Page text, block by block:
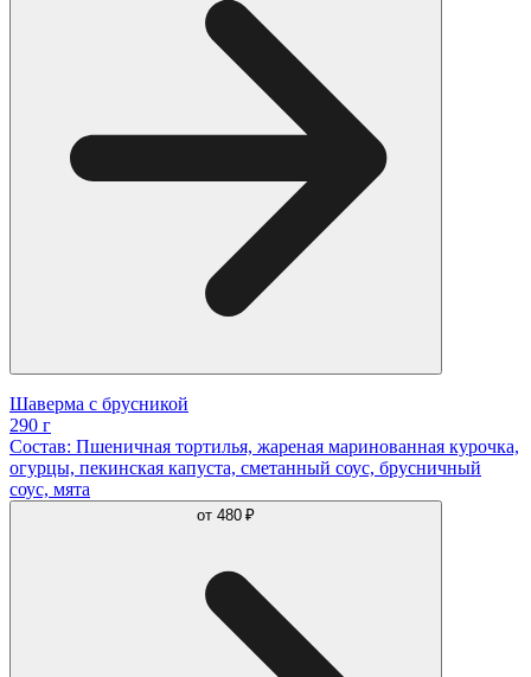
Шаверма с брусникой
290 г
Состав: Пшеничная тортилья, жареная маринованная курочка,
огурцы, пекинская капуста, сметанный соус, брусничный
соус, мята
от 480 ₽